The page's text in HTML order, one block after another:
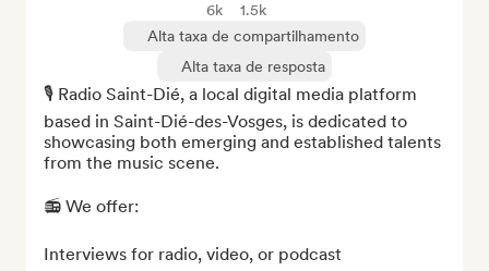
6k
1.5k
Alta taxa de compartilhamento
Alta taxa de resposta
🎙️ Radio Saint-Dié, a local digital media platform
based in Saint-Dié-des-Vosges, is dedicated to
showcasing both emerging and established talents
from the music scene.
📻 We offer:
Interviews for radio, video, or podcast